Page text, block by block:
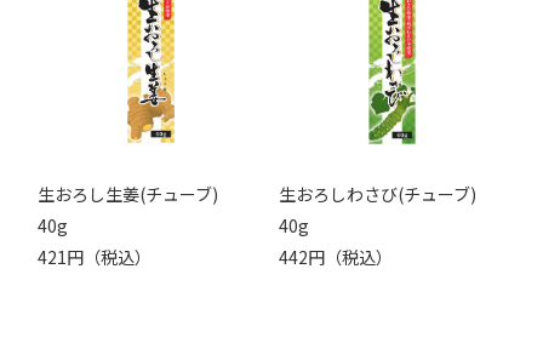
生おろし生姜(チューブ)
40g
421円（税込）
生おろしわさび(チューブ)
40g
442円（税込）